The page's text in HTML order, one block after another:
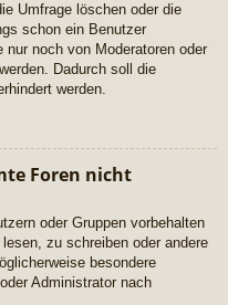
Umfrage löschen oder die
schon ein Benutzer
noch von Moderatoren oder
Dadurch soll die
werden.
Foren nicht
oder Gruppen vorbehalten
zu schreiben oder andere
besondere
Administrator nach